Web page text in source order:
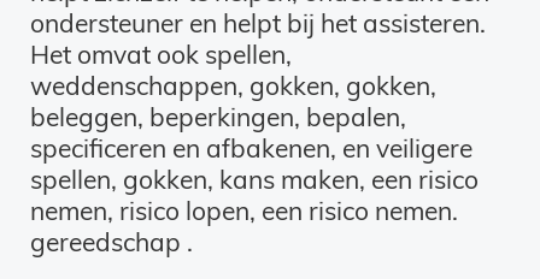
ondersteuner en helpt bij het assisteren.
Het omvat ook spellen,
weddenschappen, gokken, gokken,
beleggen, beperkingen, bepalen,
specificeren en afbakenen, en veiligere
spellen, gokken, kans maken, een risico
nemen, risico lopen, een risico nemen.
gereedschap .